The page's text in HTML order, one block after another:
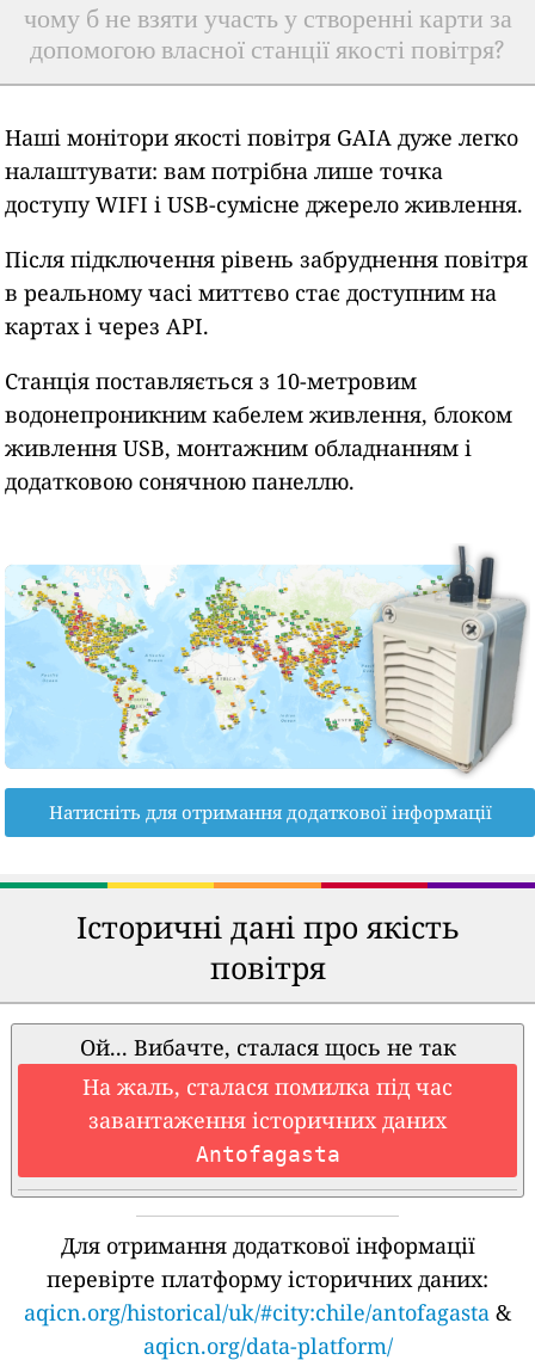
чому б не взяти участь у створенні карти за
допомогою власної станції якості повітря?
Наші монітори якості повітря GAIA дуже легко
налаштувати: вам потрібна лише точка
доступу WIFI і USB-сумісне джерело живлення.
Після підключення рівень забруднення повітря
в реальному часі миттєво стає доступним на
картах і через API.
Станція поставляється з 10-метровим
водонепроникним кабелем живлення, блоком
живлення USB, монтажним обладнанням і
додатковою сонячною панеллю.
Натисніть для отримання додаткової інформації
Історичні дані про якість
повітря
Ой... Вибачте, сталася щось не так
На жаль, сталася помилка під час
завантаження історичних даних
Antofagasta
Для отримання додаткової інформації
перевірте платформу історичних даних:
aqicn.org/historical/uk/#city:chile/antofagasta &
aqicn.org/data-platform/